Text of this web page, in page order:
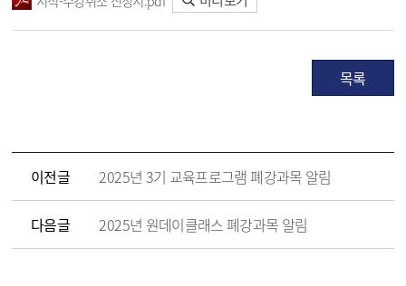
목록
이전글 2025년 3기 교육프로그램 폐강과목 알림
다음글 2025년 원데이클래스 폐강과목 알림